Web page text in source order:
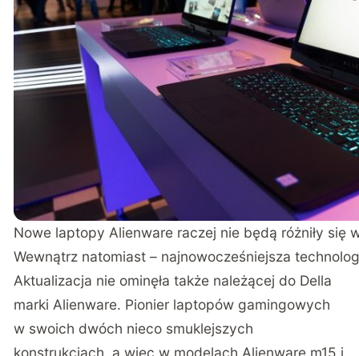
Nowe laptopy Alienware raczej nie będą różniły się
Wewnątrz natomiast – najnowocześniejsza
Aktualizacja nie ominęła także należącej do Della
marki Alienware. Pionier laptopów gamingowych
w swoich dwóch nieco smuklejszych
konstrukcjach, a więc w modelach Alienware m15 i